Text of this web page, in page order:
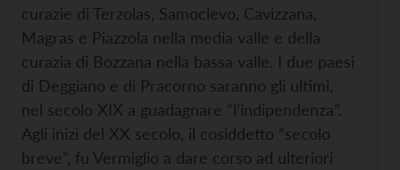
curazie di Terzolas, Samoclevo, Cavizzana,
Magras e Piazzola nella media valle e della
curazia di Bozzana nella bassa valle. I due paesi
di Deggiano e di Pracorno saranno gli ultimi,
nel secolo XIX a guadagnare “l’indipendenza”.
Agli inizi del XX secolo, il cosiddetto “secolo
breve”, fu Vermiglio a dare corso ad ulteriori